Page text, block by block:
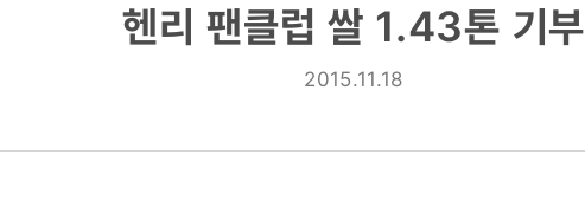
헨리 팬클럽 쌀 1.43톤 기부
2015.11.18